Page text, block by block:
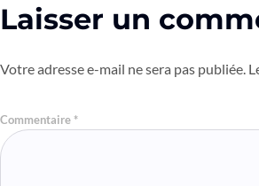
Laisser un
Votre adresse e-mail ne sera pas publiée.
Commentaire*